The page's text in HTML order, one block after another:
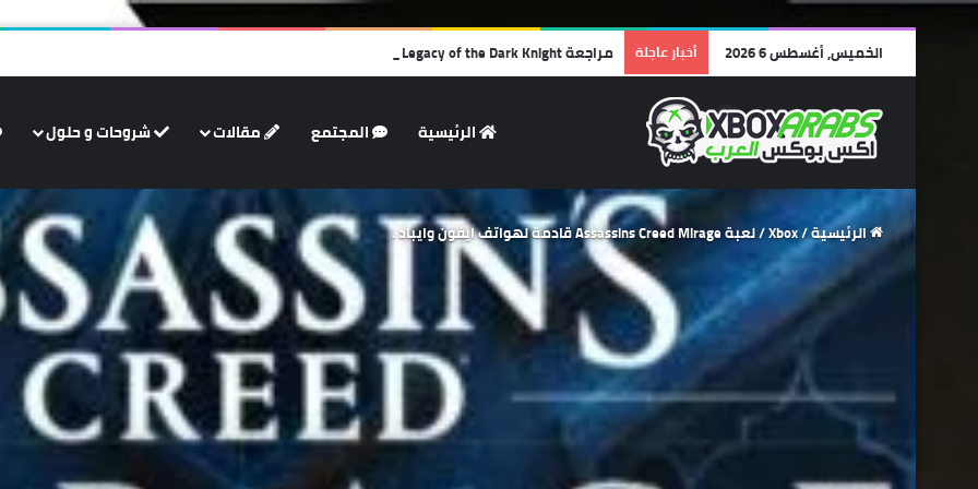
الخميس, أغسطس 6 2026 أخبار عاجلة مراجعة Lego Batman: Legacy of the Dark Knight | أفضل ألعاب الليجو… وأجمل رسالة حب لشخصية باتمان!
الرئيسية المجتمع مقالات شروحات و حلول
الرئيسية/
Xbox
/لعبة Assassins Creed Mirage قادمة لهواتف ايفون وايباد .